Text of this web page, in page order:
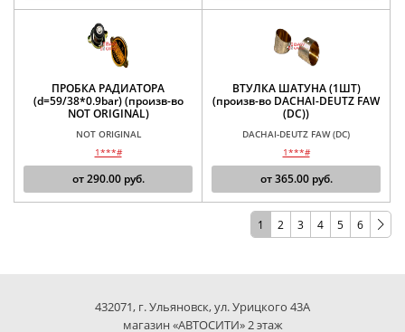
ПРОБКА РАДИАТОРА
(d=59/38*0.9bar) (произв-во
NOT ORIGINAL)
NOT ORIGINAL
1***#
от290.00руб.
ВТУЛКА ШАТУНА (1ШТ)
(произв-во DACHAI-DEUTZ FAW
(DC))
DACHAI-DEUTZ FAW (DC)
1***#
от365.00руб.
1 2 3 4 5 6
432071, г. Ульяновск, ул. Урицкого 43А
магазин «АВТОСИТИ» 2 этаж